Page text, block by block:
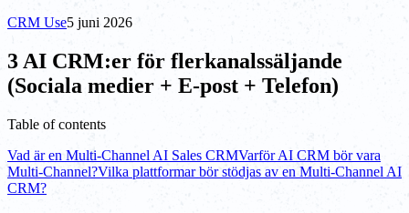
CRM Use5 juni 2026
3 AI CRM:er för flerkanalssäljande
(Sociala medier + E-post + Telefon)
Table of contents
Vad är en Multi-Channel AI Sales CRMVarför AI CRM bör vara
Multi-Channel?Vilka plattformar bör stödjas av en Multi-Channel AI
CRM?